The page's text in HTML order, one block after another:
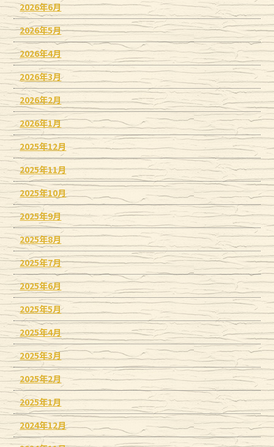
2026年6月
2026年5月
2026年4月
2026年3月
2026年2月
2026年1月
2025年12月
2025年11月
2025年10月
2025年9月
2025年8月
2025年7月
2025年6月
2025年5月
2025年4月
2025年3月
2025年2月
2025年1月
2024年12月